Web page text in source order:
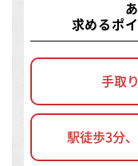
求めるポ
手取
駅徒歩3分